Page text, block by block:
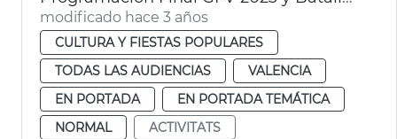
modificado hace 3 años
CULTURA Y FIESTAS POPULARES
TODAS LAS AUDIENCIAS
VALENCIA
EN PORTADA
EN PORTADA TEMÁTICA
NORMAL
ACTIVITATS